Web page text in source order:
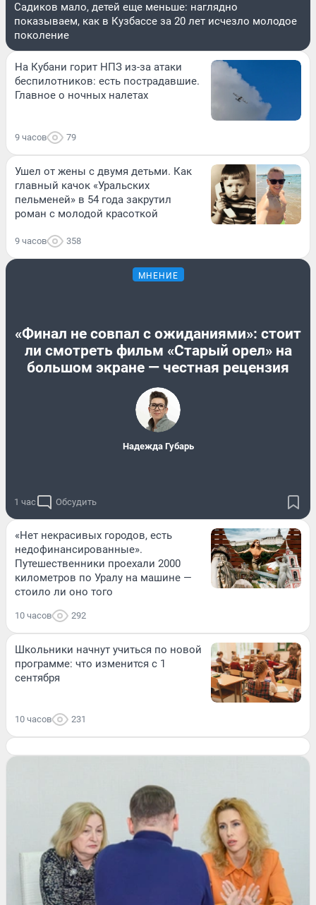
Садиков мало, детей еще меньше: наглядно
показываем, как в Кузбассе за 20 лет исчезло молодое
поколение
На Кубани горит НПЗ из-за атаки
беспилотников: есть пострадавшие.
Главное о ночных налетах
9 часов 79
Ушел от жены с двумя детьми. Как
главный качок «Уральских
пельменей» в 54 года закрутил
роман с молодой красоткой
9 часов 358
МНЕНИЕ
«Финал не совпал с ожиданиями»: стоит
ли смотреть фильм «Старый орел» на
большом экране — честная рецензия
Надежда Губарь
1 час Обсудить
«Нет некрасивых городов, есть
недофинансированные».
Путешественники проехали 2000
километров по Уралу на машине —
стоило ли оно того
10 часов 292
Школьники начнут учиться по новой
программе: что изменится с 1
сентября
10 часов 231